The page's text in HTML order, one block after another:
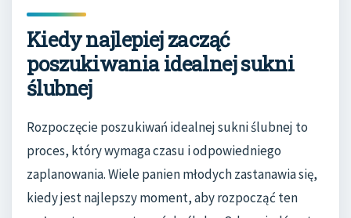
Kiedy najlepiej zacząć
poszukiwania idealnej sukni
ślubnej
Rozpoczęcie poszukiwań idealnej sukni ślubnej to
proces, który wymaga czasu i odpowiedniego
zaplanowania. Wiele panien młodych zastanawia się,
kiedy jest najlepszy moment, aby rozpocząć ten